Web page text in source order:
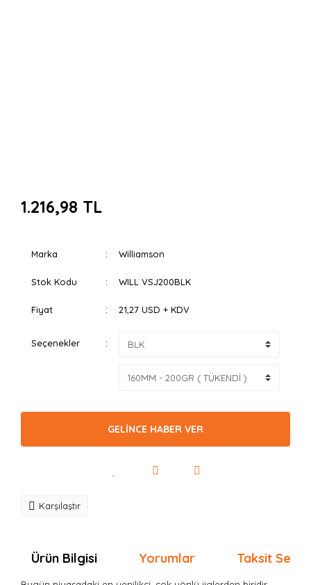
1.216,98 TL
Marka Williamson
Stok Kodu WILL VSJ200BLK
Fiyat 21,27 USD + KDV
Seçenekler
GELİNCE HABER VER
Karşılaştır
Ürün Bilgisi Yorumlar Taksit